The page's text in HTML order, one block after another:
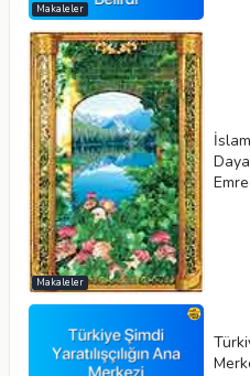
Makaleler
Makaleler